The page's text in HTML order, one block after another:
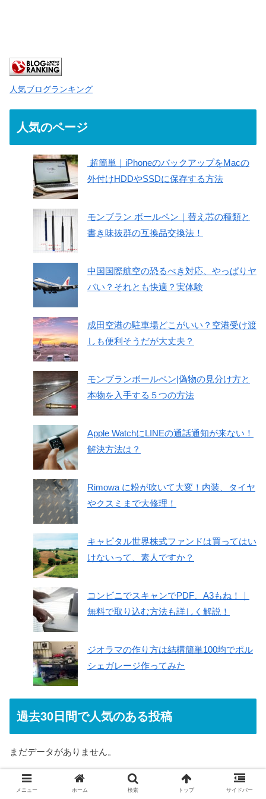
人気ブログランキング
人気のページ
超簡単｜iPhoneのバックアップをMacの
外付けHDDやSSDに保存する方法
モンブラン ボールペン｜替え芯の種類と
書き味抜群の互換品交換法！
中国国際航空の恐るべき対応、やっぱりヤ
バい？それとも快適？実体験
成田空港の駐車場どこがいい？空港受け渡
しも便利そうだが大丈夫？
モンブランボールペン|偽物の見分け方と
本物を入手する５つの方法
Apple WatchにLINEの通話通知が来ない！
解決方法は？
Rimowa に粉が吹いて大変！内装、タイヤ
やクスミまで大修理！
キャピタル世界株式ファンドは買ってはい
けないって、素人ですか？
コンビニでスキャンでPDF、A3もね！｜
無料で取り込む方法も詳しく解説！
ジオラマの作り方は結構簡単100均でポル
シェガレージ作ってみた
過去30日間で人気のある投稿
まだデータがありません。
スポンサーリンク
メニュー ホーム 検索 トップ サイドバー